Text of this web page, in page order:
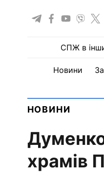
СПЖ в
Новини
НОВИНИ
храмів